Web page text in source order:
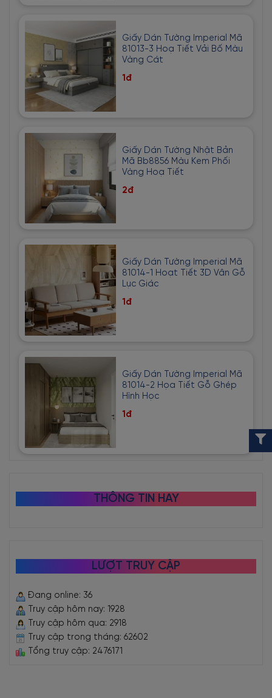
Giấy Dán Tường Imperial Mã
81013-3 Hoạ Tiết Vải Bố Màu
Vàng Cát
1đ
Giấy Dán Tường Nhật Bản
Mã Bb8856 Màu Kem Phối
Vàng Hoạ Tiết
2đ
Giấy Dán Tường Imperial Mã
81014-1 Hoạt Tiết 3D Vân Gỗ
Lục Giác
1đ
Giấy Dán Tường Imperial Mã
81014-2 Họa Tiết Gỗ Ghép
Hình Học
1đ
THÔNG TIN HAY
LƯỢT TRUY CẬP
Đang online: 36
Truy cập hôm nay: 1928
Truy cập hôm qua: 2918
Truy cập trong tháng: 62602
Tổng truy cập: 2476171